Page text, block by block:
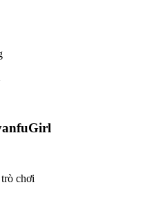
opacity 250ms; text-
transition: background-
250ms; webkit-transition:
.ctaText
font-size:
.postTitle {
font-size: 16px; }
.postTitle { text-
8.1, Windows 10 (phiên